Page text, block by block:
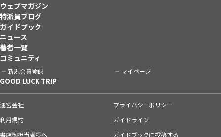
ウェブマガジン
特派員ブログ
ガイドブック
ニュース
著者一覧
コミュニティ
新規会員登録 マイページ
GOOD LUCK TRIP
運営会社
プライバシーポリシー
利用規約
ガイドライン
書店御担当者様へ
ガイドブックに投稿する